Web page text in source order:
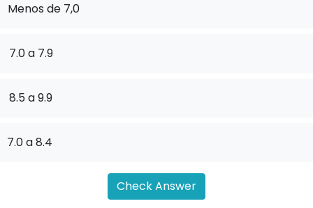
Menos de 7,0
7.0 a 7.9
8.5 a 9.9
7.0 a 8.4
Check Answer